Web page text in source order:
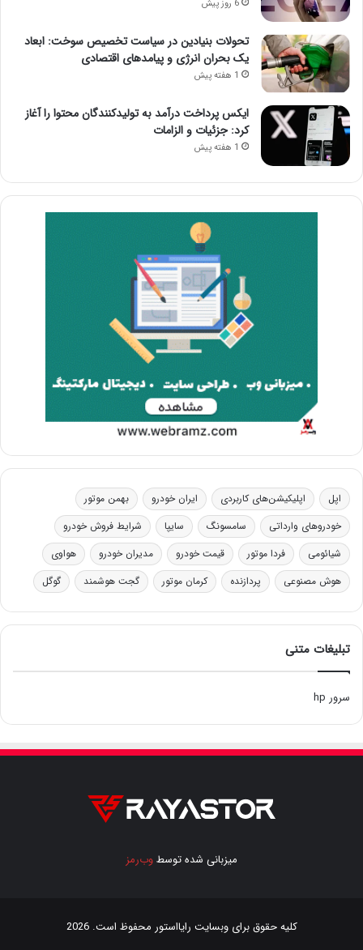
6 روز پیش
تحولات بنیادین در سیاست تخصیص سوخت: ابعاد
یک بحران انرژی و پیامدهای اقتصادی
1 هفته پیش
ایکس پرداخت درآمد به تولیدکنندگان محتوا را آغاز
کرد: جزئیات و الزامات
1 هفته پیش
اپل اپلیکیشن‌های کاربردی ایران خودرو
بهمن موتور
خودروهای وارداتی
سامسونگ سایپا
شرایط فروش خودرو
شیائومی
فردا موتور قیمت خودرو مدیران خودرو
هواوی
هوش مصنوعی
پردازنده کرمان موتور گجت هوشمند گوگل
تبلیغات متنی
سرور hp
میزبانی شده توسطوب‌رمز
کلیه حقوق برای وبسایت رایااستور محفوظ است. 2026